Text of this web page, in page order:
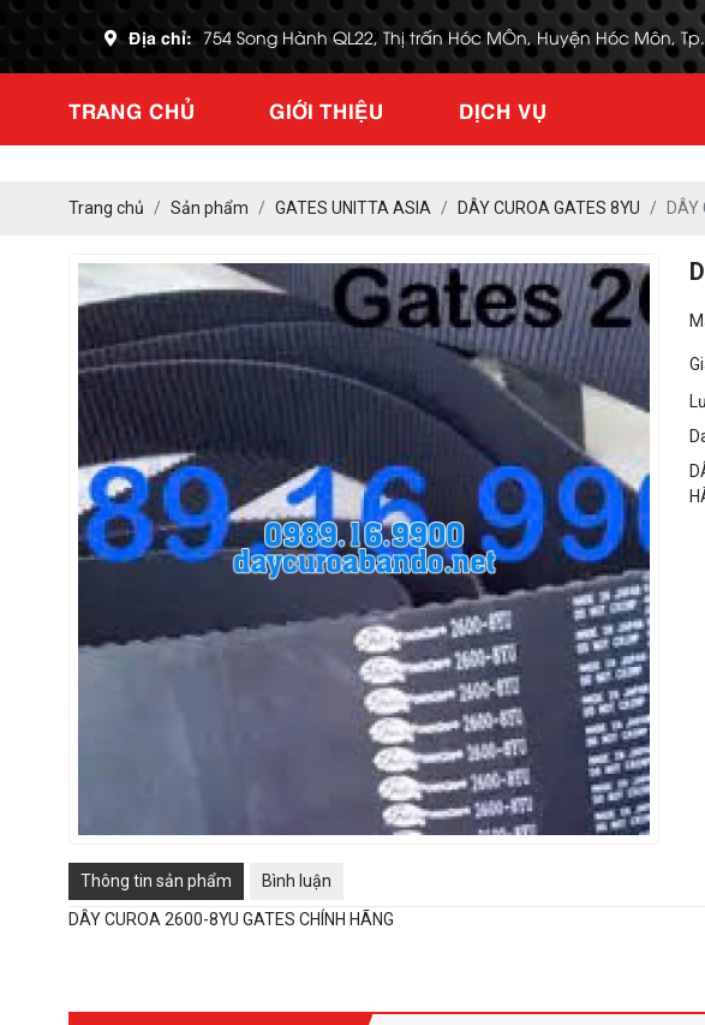
Địa chỉ: 754 Song Hành QL22, Thị trấn Hóc MÔn, Huyện Hóc Môn,
TRANG CHỦ GIỚI THIỆU DỊCH VỤ
Trang chủ Sản phẩm GATES UNITTA ASIA DÂY CUROA GATES 8YU DÂY
Thông tin sản phẩm
Bình luận
DÂY CUROA 2600-8YU GATES CHÍNH HÃNG